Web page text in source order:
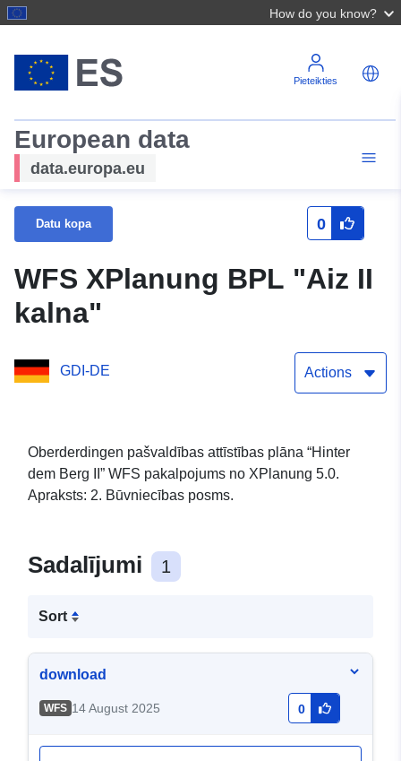
How do you know?
Pieteikties
European data
data.europa.eu
Datu kopa 0
WFS XPlanung BPL "Aiz II
kalna"
GDI-DE Actions
Oberderdingen pašvaldības attīstības plāna “Hinter
dem Berg II” WFS pakalpojums no XPlanung 5.0.
Apraksts: 2. Būvniecības posms.
Sadalījumi 1
Sort
download
WFS 14 August 2025 0